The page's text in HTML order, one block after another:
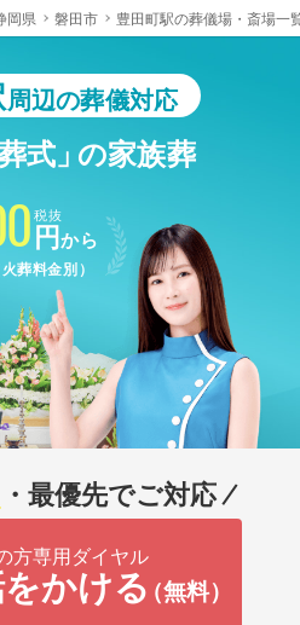
岡県 磐田市 豊田町駅の葬儀場・斎場一
周辺の葬儀対応
式」の家族葬
税抜
円から
葬料金別）
・最優先でご対応
方専用ダイヤル
かける（無料）